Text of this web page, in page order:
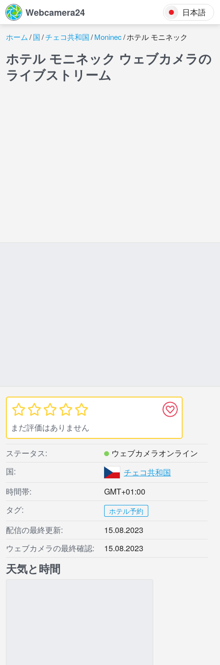
Webcamera24 日本語
ホーム 国 チェコ共和国 Moninec ホテル モニネック
ホテル モニネック ウェブカメラの
ライブストリーム
まだ評価はありません
ステータス:
ウェブカメラオンライン
国:
チェコ共和国
時間帯:
GMT+01:00
タグ:
ホテル予約
配信の最終更新:
15.08.2023
ウェブカメラの最終確認:
15.08.2023
天気と時間